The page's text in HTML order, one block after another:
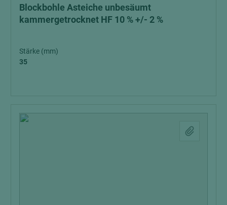
Blockbohle Asteiche unbesäumt
kammergetrocknet HF 10 % +/- 2 %
Stärke (mm)
35